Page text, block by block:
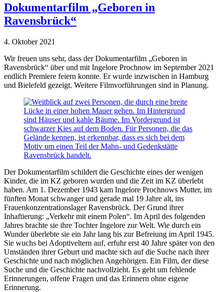
Dokumentarfilm „Geboren in
Ravensbrück“
4. Oktober 2021
Wir freuen uns sehr, dass der Dokumentarfilm „Geboren in
Ravensbrück“ über und mit Ingelore Prochnow im September 2021
endlich Premiere feiern konnte. Er wurde inzwischen in Hamburg
und Bielefeld gezeigt. Weitere Filmvorführungen sind in Planung.
Der Dokumentarfilm schildert die Geschichte eines der wenigen
Kinder, die im KZ geboren wurden und die Zeit im KZ überlebt
haben. Am 1. Dezember 1943 kam Ingelore Prochnows Mutter, im
fünften Monat schwanger und gerade mal 19 Jahre alt, ins
Frauenkonzentrationslager Ravensbrück. Der Grund ihrer
Inhaftierung: „Verkehr mit einem Polen“. Im April des folgenden
Jahres brachte sie ihre Tochter Ingelore zur Welt. Wie durch ein
Wunder überlebte sie ein Jahr lang bis zur Befreiung im April 1945.
Sie wuchs bei Adoptiveltern auf, erfuhr erst 40 Jahre später von den
Umständen ihrer Geburt und machte sich auf die Suche nach ihrer
Geschichte und nach möglichen Angehörigen. Ein Film, der diese
Suche und die Geschichte nachvollzieht. Es geht um fehlende
Erinnerungen, offene Fragen und das Erinnern ohne eigene
Erinnerung.